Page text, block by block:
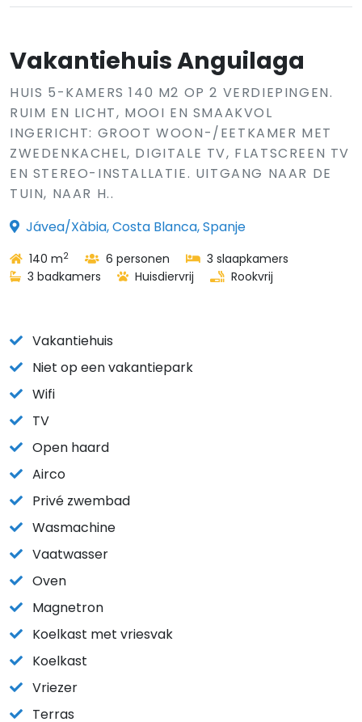
Vakantiehuis Anguilaga
HUIS 5-KAMERS 140 M2 OP 2 VERDIEPINGEN.
RUIM EN LICHT, MOOI EN SMAAKVOL
INGERICHT: GROOT WOON-/EETKAMER MET
ZWEDENKACHEL, DIGITALE TV, FLATSCREEN TV
EN STEREO-INSTALLATIE. UITGANG NAAR DE
TUIN, NAAR H..
Jávea/Xàbia, Costa Blanca, Spanje
140 m2 6 personen
3 slaapkamers
3 badkamers
Huisdiervrij Rookvrij
Vakantiehuis
Niet op een vakantiepark
Wifi
TV
Open haard
Airco
Privé zwembad
Wasmachine
Vaatwasser
Oven
Magnetron
Koelkast met vriesvak
Koelkast
Vriezer
Terras